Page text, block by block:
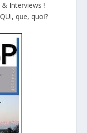
& Interviews !
que, quoi?